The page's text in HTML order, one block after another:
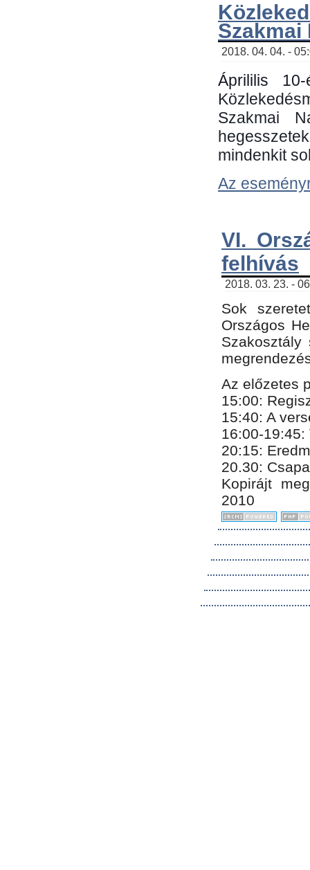
Szakmai
2018. 04. 04. -
Áprililis
Szakmai
mindenkit
Az
VI.
felhívás
2018. 03. 23. -
Sok
Országos
Az előzetes
15:00:
15:40: A
16:00-19:45:
20:​15​:
​20.30:
Kopirájt
2010